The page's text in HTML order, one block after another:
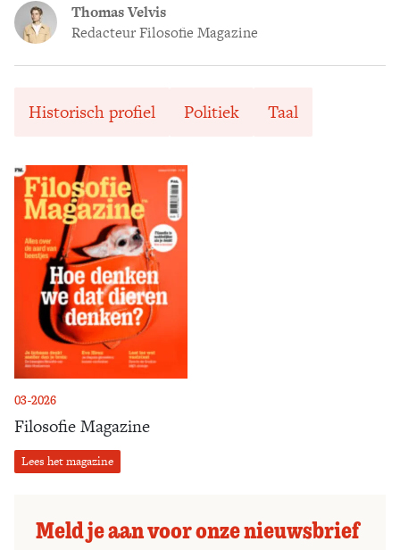
03-2026
Filosofie Magazine
Lees het magazine
Thomas Velvis
Redacteur Filosofie Magazine
Historisch profiel Politiek Taal
Meld je aan voor onze nieuwsbrief